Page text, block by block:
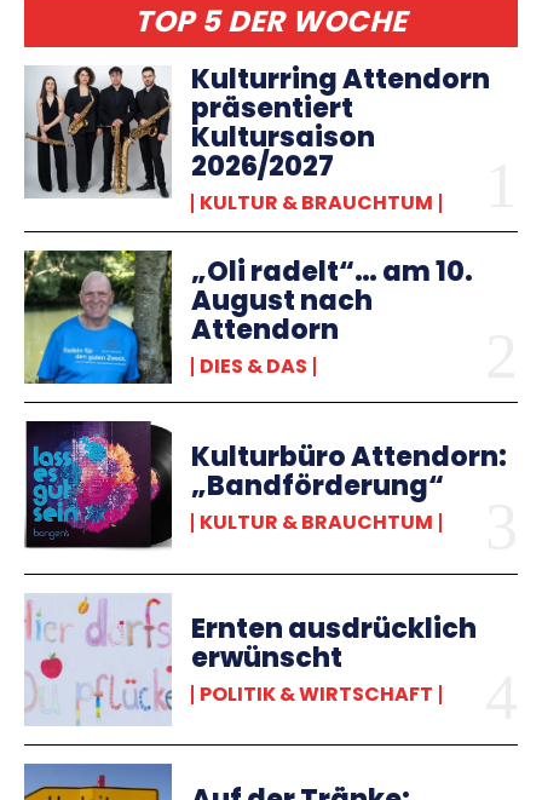
TOP 5 DER WOCHE
Kulturring Attendorn
präsentiert
Kultursaison
2026/2027
KULTUR & BRAUCHTUM
„Oli radelt“… am 10.
August nach
Attendorn
DIES & DAS
Kulturbüro Attendorn:
„Bandförderung“
KULTUR & BRAUCHTUM
Ernten ausdrücklich
erwünscht
POLITIK & WIRTSCHAFT